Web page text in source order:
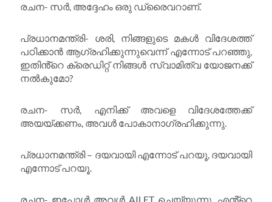
രചന- സർ, അദ്ദേഹം ഒരു ഡ്രൈവറാണ്.
പ്രധാനമന്ത്രി- ശരി, നിങ്ങളുടെ മകൾ വിദേശത്ത്
പഠിക്കാൻ ആഗ്രഹിക്കുന്നുവെന്ന് എന്നോട് പറഞ്ഞു,
ഇതിൻ്റെ ക്രെഡിറ്റ് നിങ്ങൾ സ്വാമിത്വ യോജനക്ക്
നൽകുമോ?
രചന- സർ, എനിക്ക് അവളെ വിദേശത്തേക്ക്
അയയ്ക്കണം, അവൾ പോകാനാ​ഗ്രഹിക്കുന്നു.
പ്രധാനമന്ത്രി – ദയവായി എന്നോട് പറയൂ, ദയവായി
എന്നോട് പറയൂ.
രചന- ഇപ്പോൾ അവൾ AILET ചെയ്യുന്നു, എൻ്റെ